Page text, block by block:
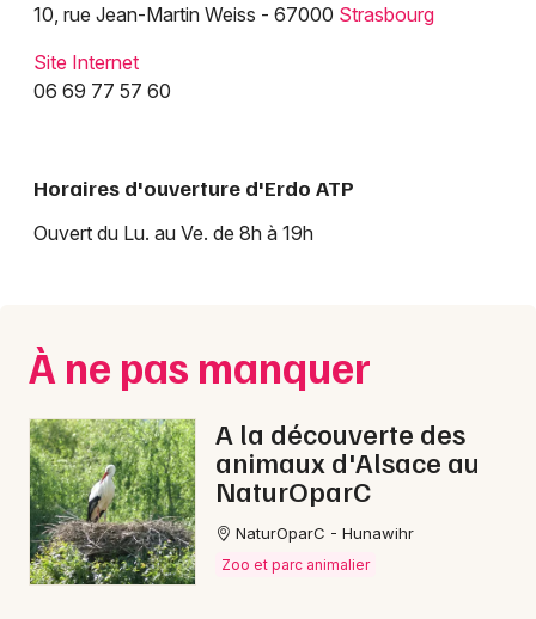
Jeux concours
Artistes en tournée
Actus à Strasbourg
Actus tourisme & loisirs
Restaurants
10, rue Jean-Martin Weiss - 67000 Strasbourg
Site Internet
06 69 77 57 60
Horaires d'ouverture d'Erdo ATP
Ouvert du Lu. au Ve. de 8h à 19h
À ne pas manquer
A la découverte des
animaux d'Alsace au
NaturOparC
NaturOparC - Hunawihr
Zoo et parc animalier